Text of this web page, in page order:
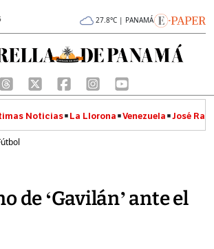
27.8°C | PANAMÁ
Noticias La Llorona Venezuela José
de ‘Gavilán’ ante el